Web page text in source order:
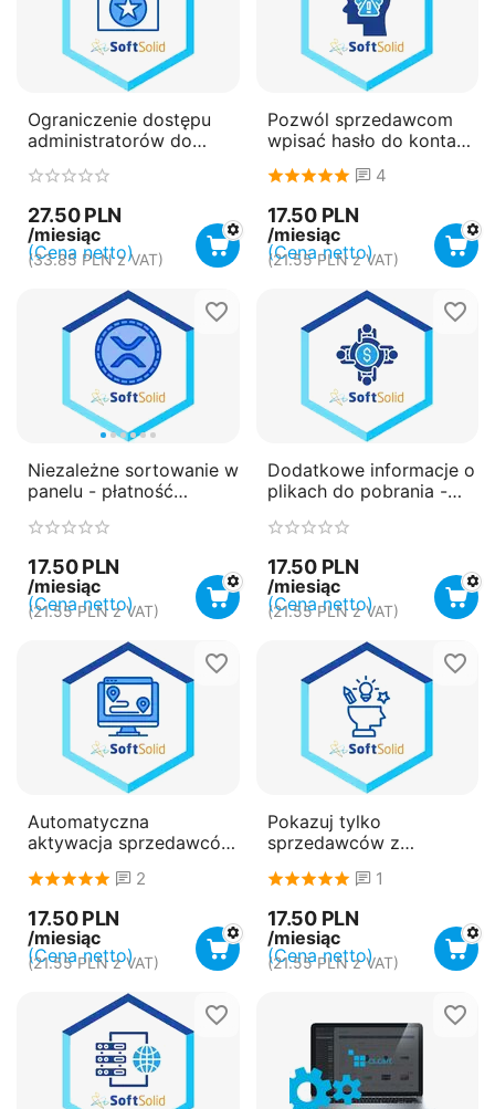
Ograniczenie dostępu
administratorów do
zamówień - płatność
miesięczna
(subskrypcja)
27.50 PLN
/miesiąc
(Cena netto)
(33.85 PLNz VAT)
Pozwól sprzedawcom
wpisać hasło do konta
płatność miesięczna
(subskrypcja)
4
17.50 PLN
/miesiąc
(Cena netto)
(21.55 PLNz VAT)
Niezależne sortowanie w
panelu - płatność
(subskrypcja)
17.50 PLN
/miesiąc
(Cena netto)
(21.55 PLNz VAT)
Dodatkowe informacje o
plikach do pobrania -
(subskrypcja)
17.50 PLN
/miesiąc
(Cena netto)
(21.55 PLNz VAT)
Automatyczna
aktywacja sprzedawców
(subskrypcja)2
17.50 PLN
/miesiąc
(Cena netto)
(21.55 PLNz VAT)
Pokazuj tylko
sprzedawców z
płatność miesięczna
(subskrypcja)
1
17.50 PLN
/miesiąc
(Cena netto)
(21.55 PLNz VAT)